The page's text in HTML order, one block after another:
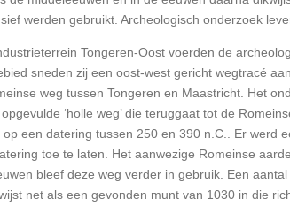
werden gebruikt. Archeologisch onderzoek
Tongeren-Oost voerden de
sneden zij een oost-west gericht wegtracé
weg tussen Tongeren en Maastricht. Het
‘holle weg’ die teruggaat tot de
een datering tussen 250 en 390 n.C.. Er werd
toe te laten. Het aanwezige Romeinse
bleef deze weg verder in gebruik. Een
net als een gevonden munt van 1030 in die